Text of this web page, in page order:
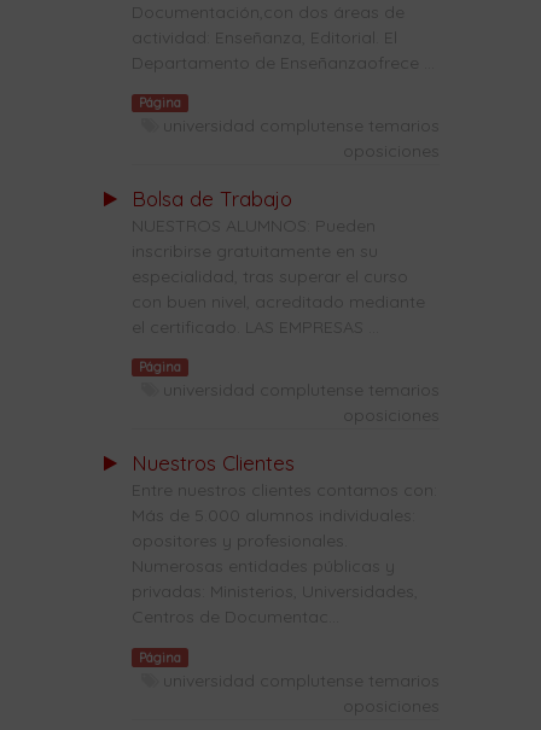
Documentación,con dos áreas de
actividad: Enseñanza, Editorial. El
Departamento de Enseñanzaofrece ...
Página
universidad complutense temarios
oposiciones
Bolsa de Trabajo
NUESTROS ALUMNOS: Pueden
inscribirse gratuitamente en su
especialidad, tras superar el curso
con buen nivel, acreditado mediante
el certificado. LAS EMPRESAS ...
Página
universidad complutense temarios
oposiciones
Nuestros Clientes
Entre nuestros clientes contamos con:
Más de 5.000 alumnos individuales:
opositores y profesionales.
Numerosas entidades públicas y
privadas: Ministerios, Universidades,
Centros de Documentac...
Página
universidad complutense temarios
oposiciones